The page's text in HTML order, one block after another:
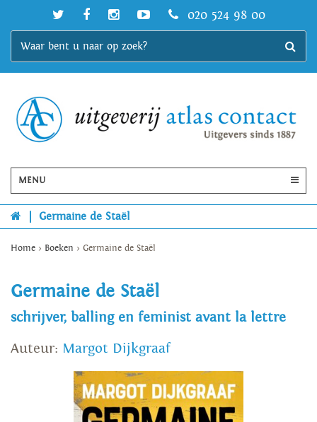
020 524 98 00
MENU
Germaine de Staël
Home > Boeken > Germaine de Staël
Germaine de Staël
schrijver, balling en feminist avant la lettre
Auteur: Margot Dijkgraaf